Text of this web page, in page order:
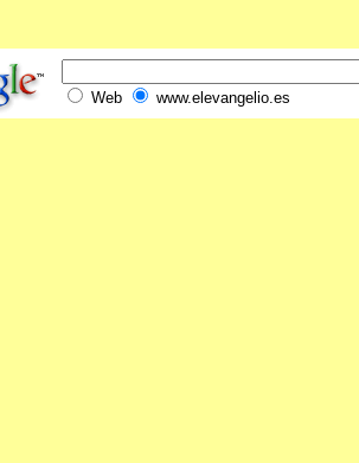
Web www.elevangelio.es